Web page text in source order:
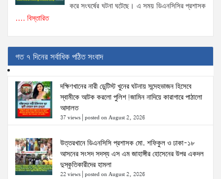
করে সংঘর্ষের ঘটনা ঘটেছে। এ সময় ডিএনসিসির প্রশাসক
.... বিস্তারিত
গত ৭ দিনের সর্বাধিক পঠিত সংবাদ
দক্ষিণখানের নারী ডেন্টিস্ট খুনের ঘটনায় সন্দেহভাজন হিসেবে
স্বামীকে আটক করলো পুলিশ!জামিন নাদিয়ে কারাগারে পাঠালো
আদালত
37 views posted on August 2, 2026
উত্তরখানে ডিএনসিসি প্রশাসক মো. শফিকুল ও ঢাকা-১৮
আসনের সংসদ সদস্য এস এম জাহাঙ্গীর হোসেনের উপর একদল
দুস্কৃতিকারীদের হামলা
22 views posted on August 2, 2026